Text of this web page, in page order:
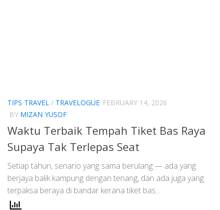
TIPS TRAVEL / TRAVELOGUE FEBRUARY 14, 2026
BY MIZAN YUSOF
Waktu Terbaik Tempah Tiket Bas Raya
Supaya Tak Terlepas Seat
Setiap tahun, senario yang sama berulang — ada yang
berjaya balik kampung dengan tenang, dan ada juga yang
terpaksa beraya di bandar kerana tiket bas...